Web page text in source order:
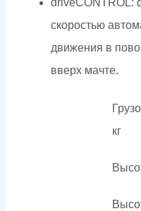
скоростью
движения в
вверх мачте.
кг